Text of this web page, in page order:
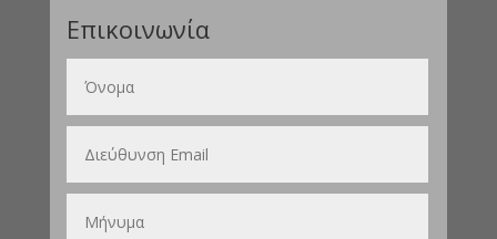
Επικοινωνία